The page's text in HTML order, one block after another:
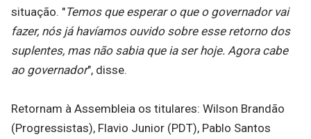
situação. "Temos que esperar o que o governador vai
fazer, nós já havíamos ouvido sobre esse retorno dos
suplentes, mas não sabia que ia ser hoje. Agora cabe
ao governador", disse.
Retornam à Assembleia os titulares: Wilson Brandão
(Progressistas), Flavio Junior (PDT), Pablo Santos